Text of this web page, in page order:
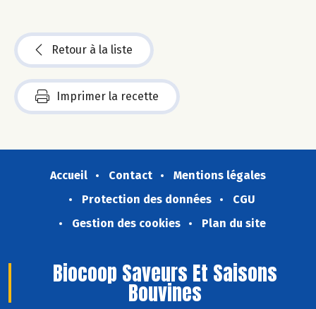
Retour à la liste
Imprimer la recette
Accueil Contact
Mentions légales
Protection des données
CGU
Gestion des cookies
Plan du site
Biocoop Saveurs Et Saisons
Bouvines